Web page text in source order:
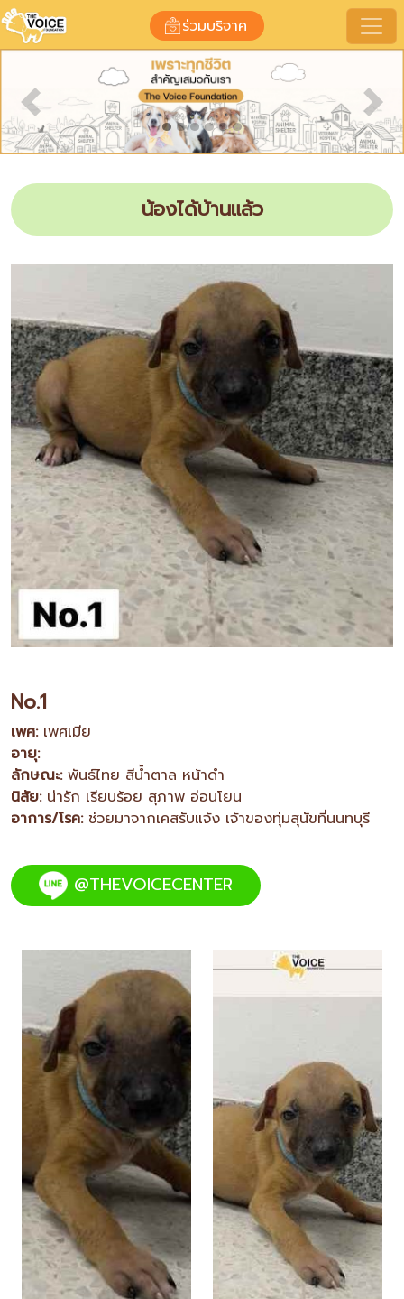
ร่วมบริจาค
Previous
น้องได้บ้านแล้ว
No.1
เพศ: เพศเมีย
อายุ:
ลักษณะ: พันธ์ไทย สีน้ำตาล หน้าดำ
นิสัย: น่ารัก เรียบร้อย สุภาพ อ่อนโยน
อาการ/โรค: ช่วยมาจากเคสรับแจ้ง เจ้าของทุ่มสุนัขที่นนทบุรี
@THEVOICECENTER